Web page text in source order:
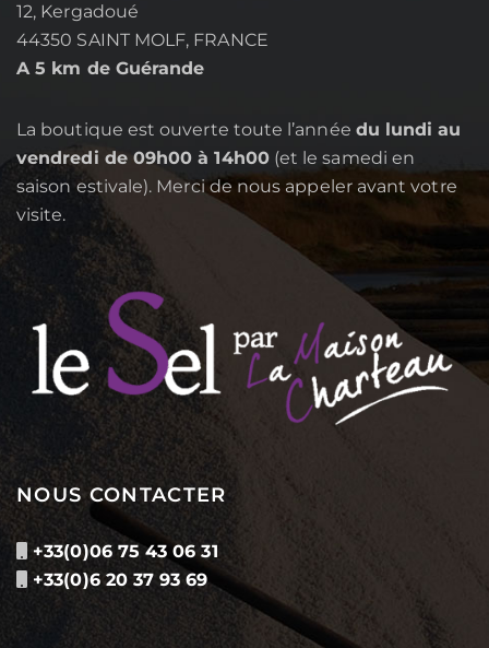
12, Kergadoué
44350 SAINT MOLF, FRANCE
A 5 km de Guérande
La boutique est ouverte toute l’année du lundi au
vendredi de 09h00 à 14h00(et le samedi en
saison estivale). Merci de nous appeler avant votre
visite.
NOUS CONTACTER
+33(0)06 75 43 06 31
+33(0)6 20 37 93 69